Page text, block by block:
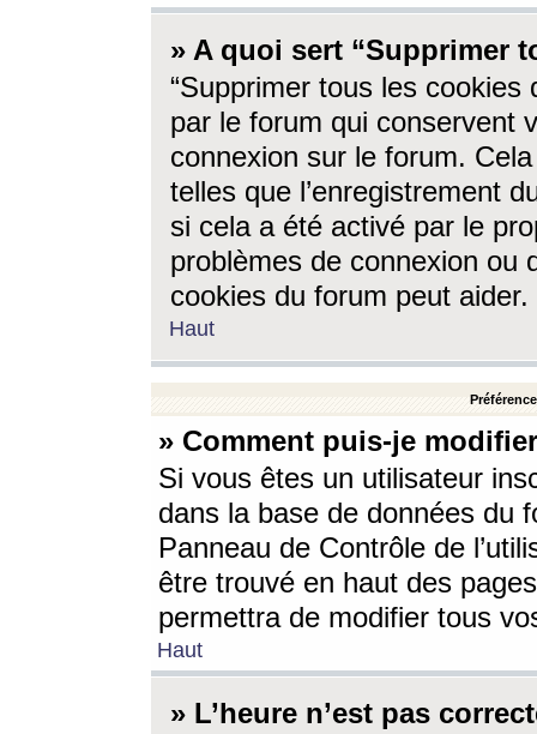
» A quoi sert “Supprimer
“Supprimer tous les cookies
par le forum qui conservent
connexion sur le forum.
telles que l’enregistrement
si cela a été activé par le
problèmes de connexion ou
cookies du forum peut aider.
Haut
» Comment puis-je
Si vous êtes un utilisateur
dans la base de données du
Panneau de Contrôle de
être trouvé en haut des
permettra de modifier tous
Haut
» L’heure n’est pas